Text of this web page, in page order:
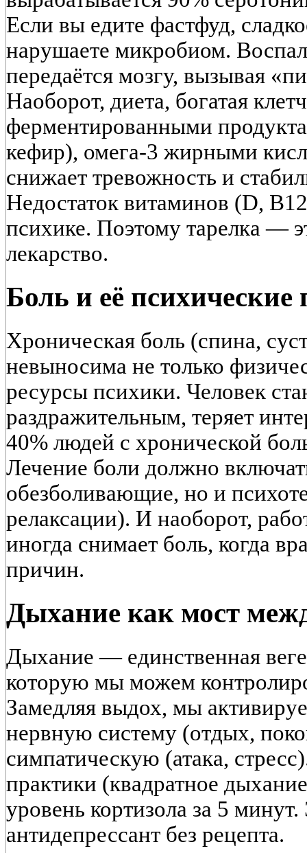
Если вы едите фастфуд,
нарушаете микробиом.
передаётся мозгу, вызывая
Наоборот, диета, богатая
ферментированными
кефир), омега-3 жирными
снижает тревожность и
Недостаток витаминов (D,
психике. Поэтому тарелка —
лекарство.
Боль и её психические
Хроническая боль (спина,
невыносима не только
ресурсы психики. Человек
раздражительным, теряет
40% людей с хронической
Лечение боли должно
обезболивающие, но и
релаксации). И наоборот,
иногда снимает боль, когда
причин.
Дыхание как мост
Дыхание — единственная
которую мы можем
Замедляя выдох, мы
нервную систему (отдых,
симпатическую (атака,
практики (квадратное
уровень кортизола за 5
антидепрессант без рецепта.